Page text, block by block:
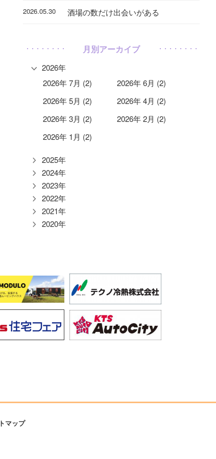
2026.05.30 酒場の数だけ出会いがある
月別アーカイブ
2026年
2026年 7月 (2)
2026年 6月 (2)
2026年 5月 (2)
2026年 4月 (2)
2026年 3月 (2)
2026年 2月 (2)
2026年 1月 (2)
2025年
2024年
2023年
2022年
2021年
2020年
マップ